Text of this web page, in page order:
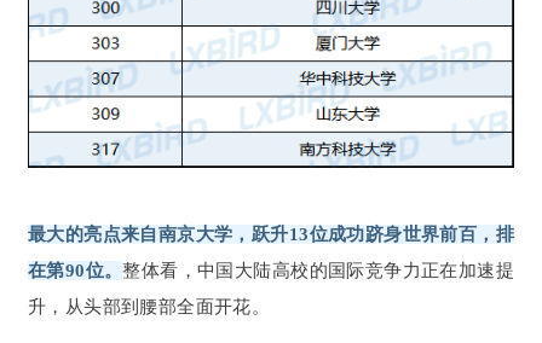
最大的亮点来自南京大学，跃升13位成功跻身世界前百，排
在第90位。整体看，中国大陆高校的国际竞争力正在加速提
升，从头部到腰部全面开花。